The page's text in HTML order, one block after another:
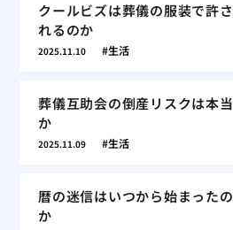
クールビズは葬儀の服装で許さ
れるのか
2025.11.10 生活
葬儀互助会の倒産リスクは本当
か
2025.11.09 生活
暦の迷信はいつから始まったの
か